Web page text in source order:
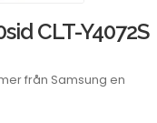
CLT-Y4072S
från Samsung en